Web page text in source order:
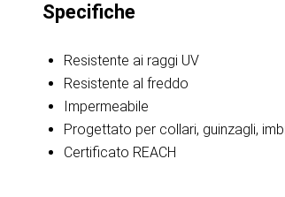
Specifiche
Resistente ai raggi UV
Resistente al freddo
Impermeabile
Progettato per collari, guinzagli,
Certificato REACH